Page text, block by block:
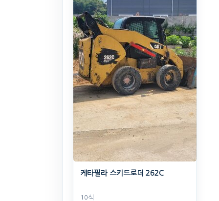
케타필라 스키드로더 262C
10식